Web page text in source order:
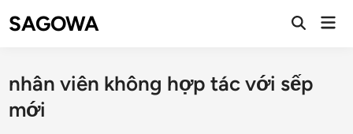
SAGOWA
nhân viên không hợp tác với sếp
mới